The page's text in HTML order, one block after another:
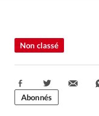
RUBRIQUES
Tous les
Actualité
Non classé
Partager:
Abonnés